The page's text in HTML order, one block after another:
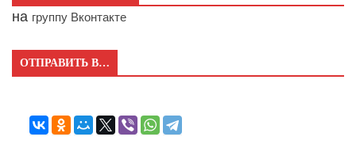
на группу Вконтакте
ОТПРАВИТЬ В…